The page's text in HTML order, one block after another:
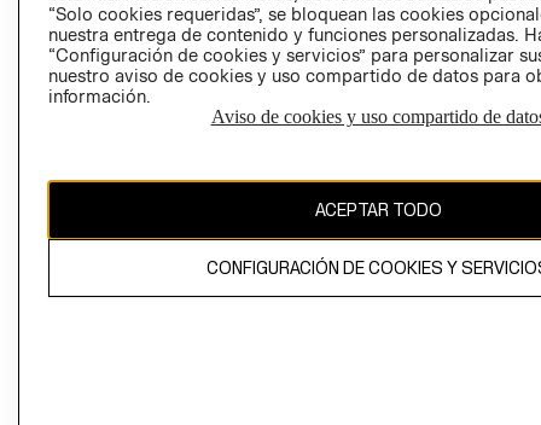
CAMBIAR REGIÓN
“Solo cookies requeridas”, se bloquean las cookies
nuestra entrega de contenido y funciones personalizadas.
“Configuración de cookies y servicios” para personalizar
nuestro aviso de cookies y uso compartido de datos para
información.
Aviso de cookies y uso compartido de
ACEPTAR TODO
CONFIGURACIÓN DE COOKIES Y